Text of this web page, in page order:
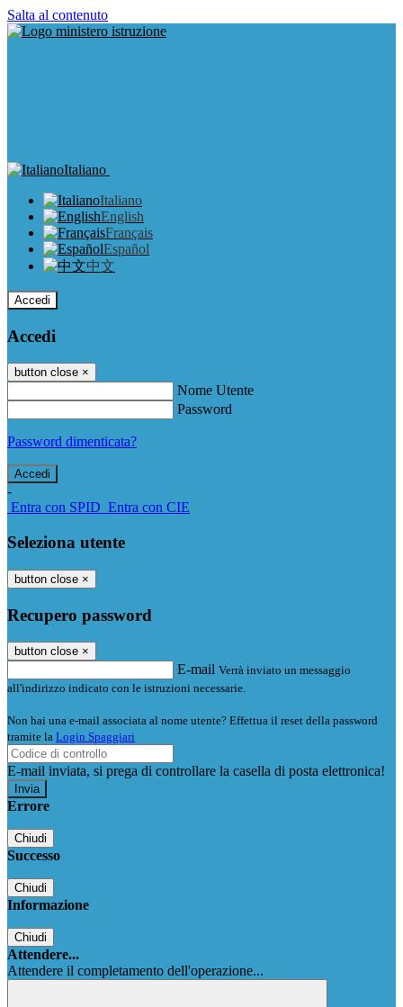
Salta al contenuto
Italiano
Italiano
English
Français
Español
中文
Accedi
Accedi
button close ×
Nome Utente
Password
Password dimenticata?
-
Entra con SPID Entra con CIE
Seleziona utente
button close ×
Recupero password
button close ×
E-mail Verrà inviato un messaggio
all'indirizzo indicato con le istruzioni necessarie.
Non hai una e-mail associata al nome utente? Effettua il reset della password
tramite la Login Spaggiari
E-mail inviata, si prega di controllare la casella di posta elettronica!
Errore
Chiudi
Successo
Chiudi
Informazione
Chiudi
Attendere...
Attendere il completamento dell'operazione...